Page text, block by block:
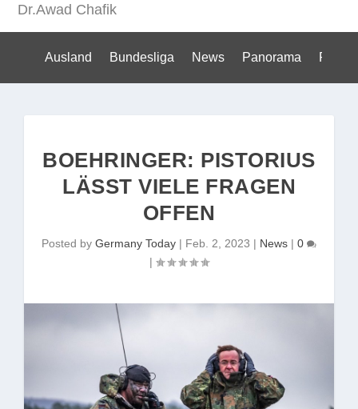
Dr.Awad Chafik
Ausland Bundesliga News Panorama Politik
BOEHRINGER: PISTORIUS
LÄSST VIELE FRAGEN
OFFEN
Posted by Germany Today | Feb. 2, 2023 | News | 0
|